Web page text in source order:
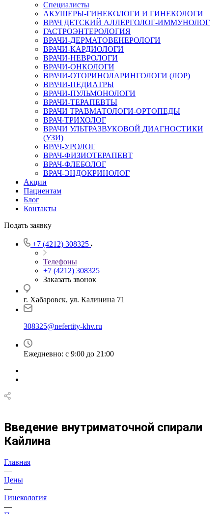
Специалисты
АКУШЕРЫ-ГИНЕКОЛОГИ И ГИНЕКОЛОГИ
ВРАЧ ДЕТСКИЙ АЛЛЕРГОЛОГ-ИММУНОЛОГ
ГАСТРОЭНТЕРОЛОГИЯ
ВРАЧИ-ДЕРМАТОВЕНЕРОЛОГИ
ВРАЧИ-КАРДИОЛОГИ
ВРАЧИ-НЕВРОЛОГИ
ВРАЧИ-ОНКОЛОГИ
ВРАЧИ-ОТОРИНОЛАРИНГОЛОГИ (ЛОР)
ВРАЧИ-ПЕДИАТРЫ
ВРАЧИ-ПУЛЬМОНОЛОГИ
ВРАЧИ-ТЕРАПЕВТЫ
ВРАЧИ ТРАВМАТОЛОГИ-ОРТОПЕДЫ
ВРАЧ-ТРИХОЛОГ
ВРАЧИ УЛЬТРАЗВУКОВОЙ ДИАГНОСТИКИ
(УЗИ)
ВРАЧ-УРОЛОГ
ВРАЧ-ФИЗИОТЕРАПЕВТ
ВРАЧ-ФЛЕБОЛОГ
ВРАЧ-ЭНДОКРИНОЛОГ
Акции
Пациентам
Блог
Контакты
Подать заявку
+7 (4212) 308325
Телефоны
+7 (4212) 308325
Заказать звонок
г. Хабаровск, ул. Калинина 71
308325@nefertity-khv.ru
Ежедневно: с 9:00 до 21:00
Введение внутриматочной спирали
Кайлина
Главная
—
Цены
—
Гинекология
—